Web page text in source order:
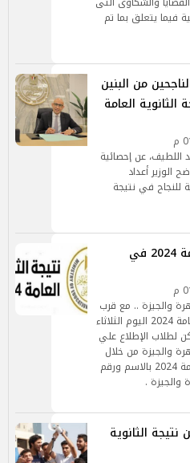
فيما يتعلق بما تم
من البنين
العامة
اللطيف، عن إحصائية
2024 ، حيث أوضح الوزير أعداد
للنجاح في نتيجة
ننشر رابط نتيجة الثانوية العامة 2024 في
2024 في القاهرة والجيزة .. مع قرب
الإعلان عن تفاصيل نتيجة الثانوية العامة 2024 اليوم الثلاثاء
لطلاب الإطلاع علي
2024 في القاهرة والجيزة من خلال
الدخول علي رابط نتيجة الثانوية العامة 2024 بالاسم ورقم
.
الثانوية